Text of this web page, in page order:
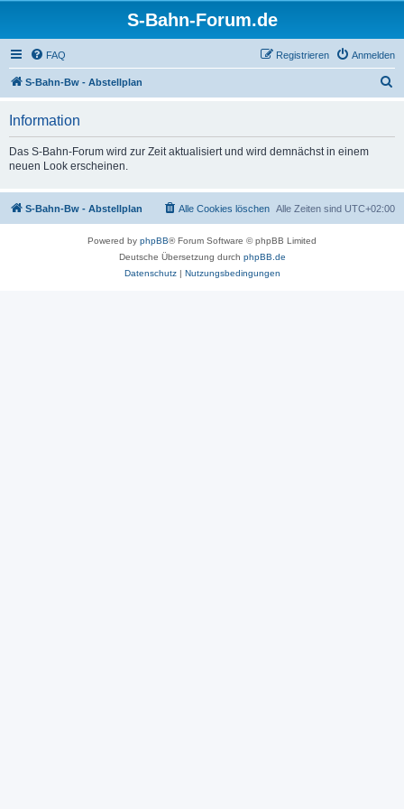
S-Bahn-Forum.de
FAQ Anmelden
Registrieren
S-Bahn-Bw - Abstellplan
Information
Das S-Bahn-Forum wird zur Zeit aktualisiert und wird demnächst in einem
neuen Look erscheinen.
S-Bahn-Bw - Abstellplan Alle Zeiten sind UTC+02:00
Alle Cookies löschen
Powered by phpBB® Forum Software © phpBB Limited
Deutsche Übersetzung durch phpBB.de
Datenschutz| Nutzungsbedingungen